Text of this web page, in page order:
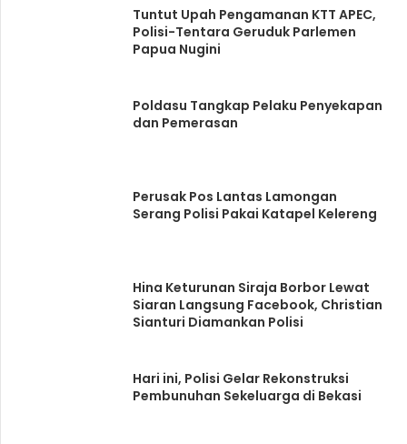
Tuntut Upah Pengamanan KTT APEC,
Polisi-Tentara Geruduk Parlemen
Papua Nugini
Poldasu Tangkap Pelaku Penyekapan
dan Pemerasan
Perusak Pos Lantas Lamongan
Serang Polisi Pakai Katapel Kelereng
Hina Keturunan Siraja Borbor Lewat
Siaran Langsung Facebook, Christian
Sianturi Diamankan Polisi
Hari ini, Polisi Gelar Rekonstruksi
Pembunuhan Sekeluarga di Bekasi